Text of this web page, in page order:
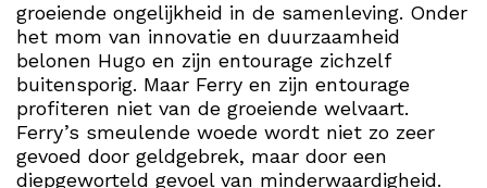
groeiende ongelijkheid in de samenleving. Onder
het mom van innovatie en duurzaamheid
belonen Hugo en zijn entourage zichzelf
buitensporig. Maar Ferry en zijn entourage
profiteren niet van de groeiende welvaart.
Ferry’s smeulende woede wordt niet zo zeer
gevoed door geldgebrek, maar door een
diepgeworteld gevoel van minderwaardigheid.